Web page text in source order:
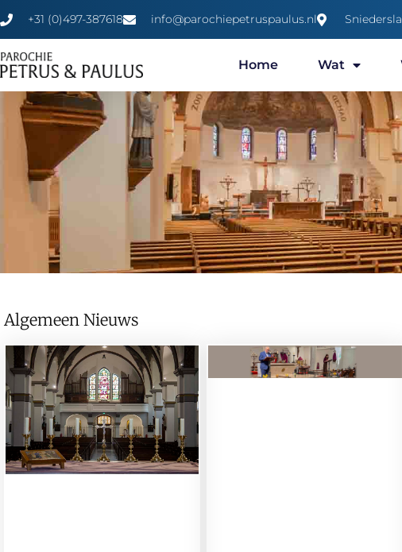
+31 (0)497-387618 info@parochiepetruspaulus.nl
Home Wat
Algemeen Nieuws